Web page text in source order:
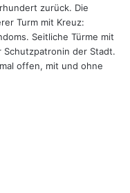
zurück. Die
Turm mit Kreuz:
Seitliche Türme mit
der Stadt.
offen, mit und ohne